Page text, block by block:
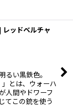
ッドベルチャ
るい黒鉄色。
」とは、ウォーハ
人間やドワーフ
てこの銃を使う